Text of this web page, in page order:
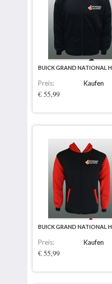
BUICK GRAND NATIONAL
Preis:
€ 55,99
Kaufen
BUICK GRAND NATIONAL
Preis:
€ 55,99
Kaufen